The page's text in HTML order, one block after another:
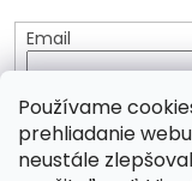
Používame
prehliadanie
neustále
Email
osobných údajov
PRIHLÁSIŤ SA